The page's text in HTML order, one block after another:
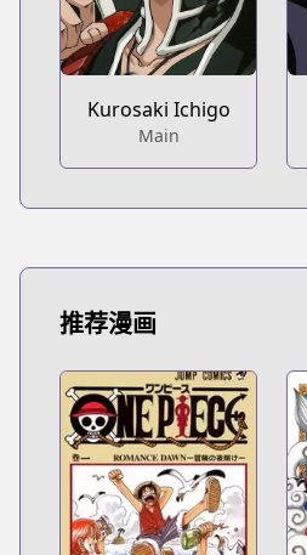
Kurosaki Ichigo
Main
推荐漫画